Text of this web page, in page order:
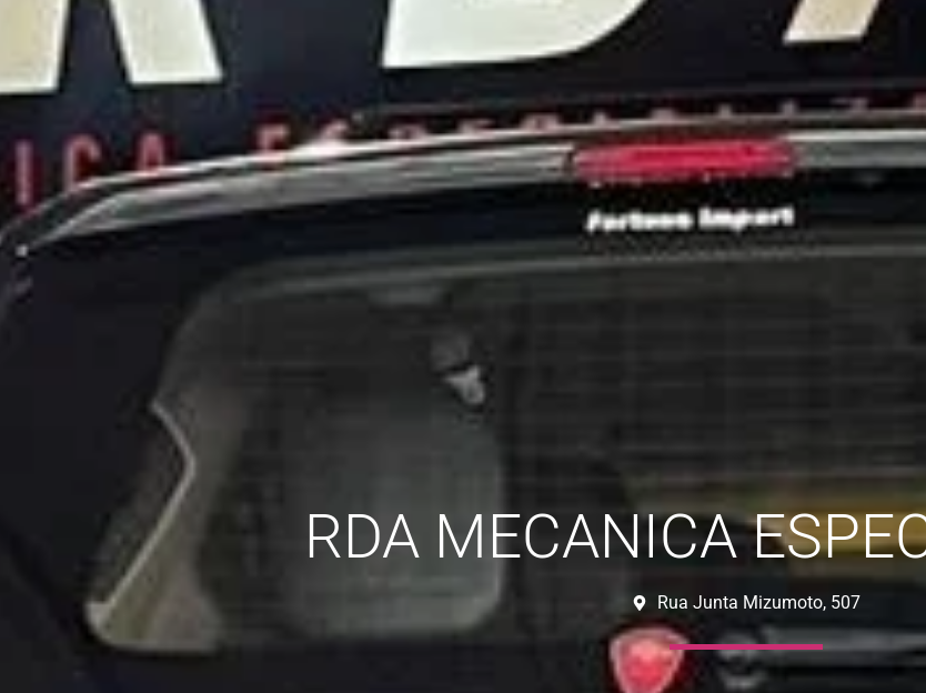
RDA MECANICA
Rua Junta Mizumoto, 507